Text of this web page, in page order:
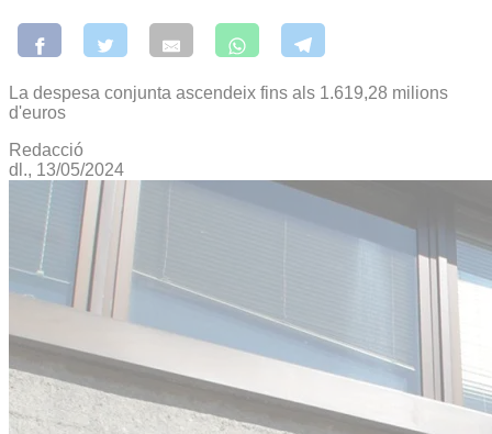
La despesa conjunta ascendeix fins als 1.619,28 milions
d'euros
Redacció
dl., 13/05/2024